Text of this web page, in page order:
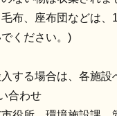
布、座布団などは
ください。)
する場合は、各施設
合わせ